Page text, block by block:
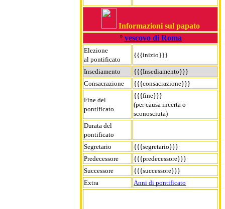
Informazioni sul papato
° vescovo di Roma
Elezione
al pontificato
{{{inizio}}}
Insediamento
{{{Insediamento}}}
Consacrazione
{{{consacrazione}}}
Fine del
pontificato
{{{fine}}}
(per causa incerta o
sconosciuta)
Durata del
pontificato
Segretario
{{{segretario}}}
Predecessore
{{{predecessore}}}
Successore
{{{successore}}}
Extra
Anni di pontificato